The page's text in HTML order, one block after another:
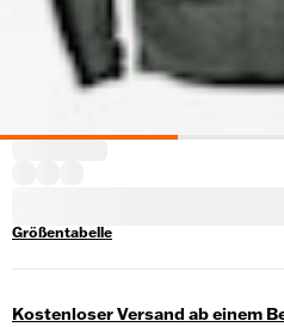
Größentabelle
Kostenloser Versand ab einem